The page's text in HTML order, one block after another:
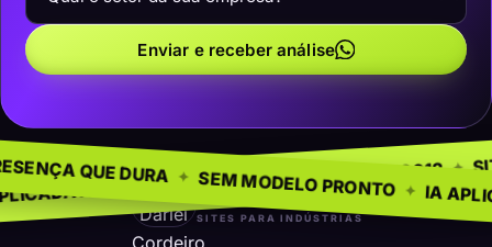
Enviar e receber análise
NA ESTRADA DESDE 2012 ✦ SITES SOB
✦ PRESENÇA QUE DURA ✦ SEM MODELO
darleicordeiro
SITES PARA INDÚSTRIAS